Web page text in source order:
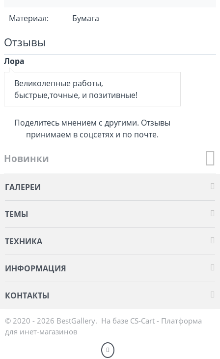
Материал: Бумага
Отзывы
Лора
Великолепные работы,
быстрые,точные, и позитивные!
Поделитесь мнением с другими. Отзывы
принимаем в соцсетях и по почте.
Новинки
ГАЛЕРЕИ
ТЕМЫ
ТЕХНИКА
ИНФОРМАЦИЯ
КОНТАКТЫ
© 2020 - 2026 BestGallery. На базе CS-Cart - Платформа
для инет-магазинов